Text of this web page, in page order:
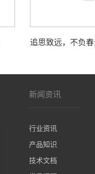
新闻资讯
行业资讯
产品知识
技术文档